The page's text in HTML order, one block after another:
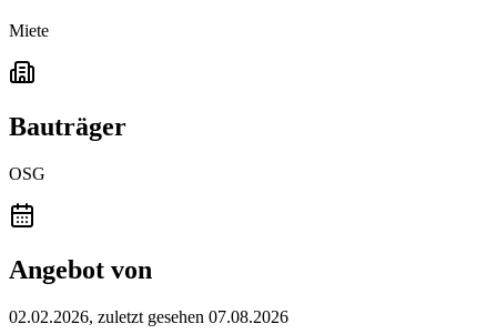
Miete
Bauträger
OSG
Angebot von
02.02.2026, zuletzt gesehen 07.08.2026